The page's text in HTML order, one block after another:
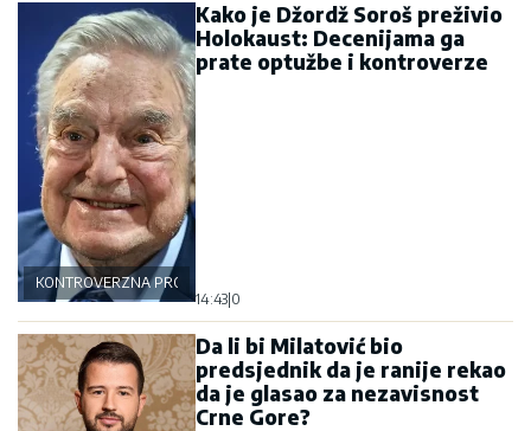
KONTROVERZNA PROŠLOST
Kako je Džordž Soroš preživio
Holokaust: Decenijama ga
prate optužbe i kontroverze
14:43 0
Da li bi Milatović bio
predsjednik da je ranije rekao
da je glasao za nezavisnost
Crne Gore?